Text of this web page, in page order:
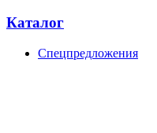
Каталог
Спецпредложения